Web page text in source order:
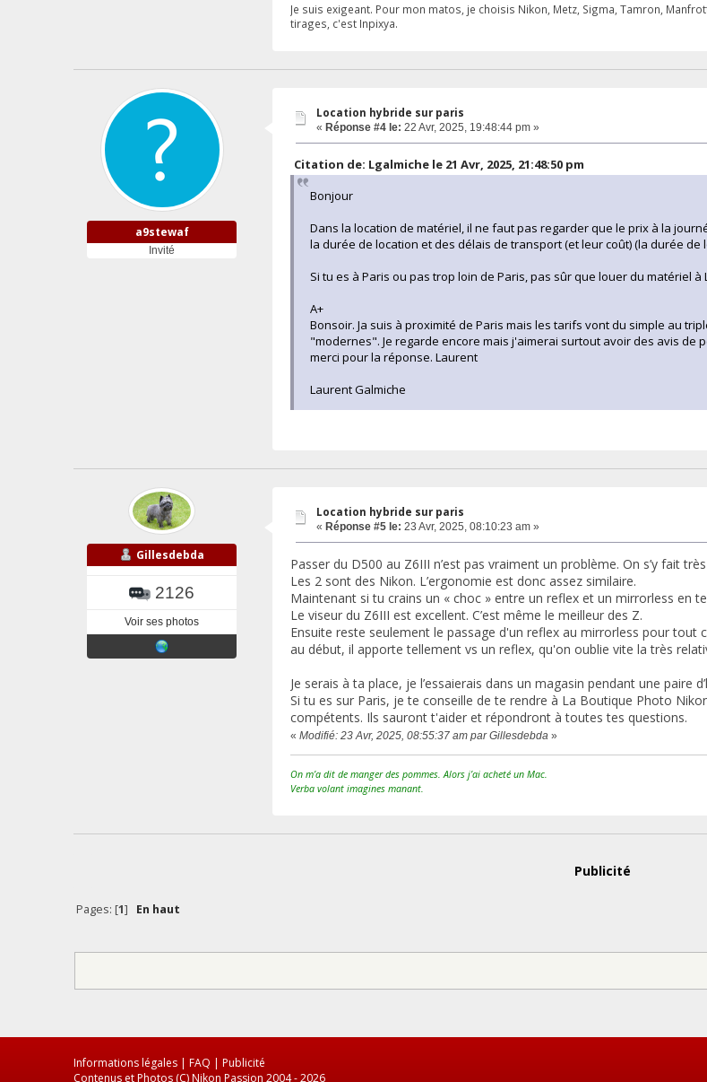
Je suis exigeant. Pour mon matos, je choisis Nikon, Metz, Sigma, Tamron,
tirages, c'est Inpixya.
a9stewaf
Invité
Location hybride sur paris
« Réponse #4 le: 22 Avr, 2025, 19:48:44 pm »
Citation de: Lgalmiche le 21 Avr, 2025, 21:48:50 pm
Bonjour
Dans la location de matériel, il ne faut pas regarder que le prix à la
la durée de location et des délais de transport (et leur coût) (la durée
Si tu es à Paris ou pas trop loin de Paris, pas sûr que louer du matériel
A+
Bonsoir. Ja suis à proximité de Paris mais les tarifs vont du simple au
"modernes". Je regarde encore mais j'aimerai surtout avoir des avis
merci pour la réponse. Laurent
Laurent Galmiche
Gillesdebda
2126
Voir ses photos
Location hybride sur paris
« Réponse #5 le: 23 Avr, 2025, 08:10:23 am »
Passer du D500 au Z6III n’est pas vraiment un problème. On s’y fait
Les 2 sont des Nikon. L’ergonomie est donc assez similaire.
Maintenant si tu crains un « choc » entre un reflex et un mirrorless en
Le viseur du Z6III est excellent. C’est même le meilleur des Z.
Ensuite reste seulement le passage d'un reflex au mirrorless pour
au début, il apporte tellement vs un reflex, qu'on oublie vite la très
Je serais à ta place, je l’essaierais dans un magasin pendant une paire
Si tu es sur Paris, je te conseille de te rendre à La Boutique Photo
compétents. Ils sauront t'aider et répondront à toutes tes questions.
« Modifié: 23 Avr, 2025, 08:55:37 am par Gillesdebda»
On m’a dit de manger des pommes. Alors j’ai acheté un Mac.
Verba volant imagines manant.
Publicité
Pages: [1] En haut
Informations légales |FAQ |Publicité
Contenus et Photos (C) Nikon Passion 2004 - 2026